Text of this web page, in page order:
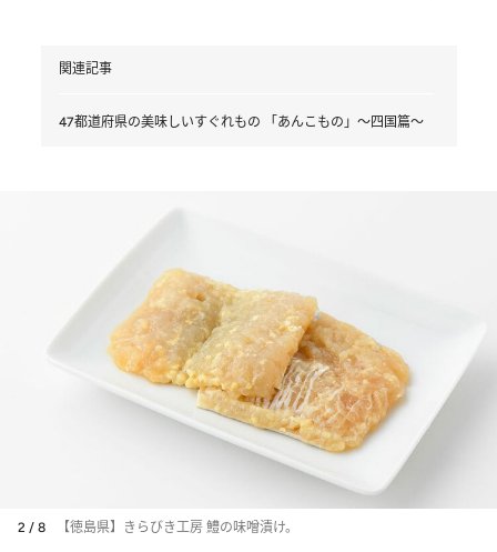
関連記事
47都道府県の美味しいすぐれもの 「あんこもの」～四国篇～
2 / 8 【徳島県】きらびき工房 鱧の味噌漬け。